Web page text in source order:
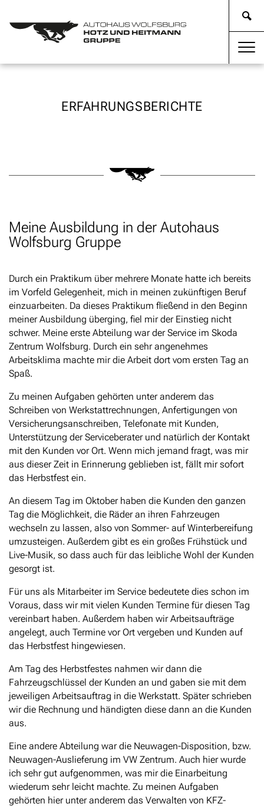
ERFAHRUNGSBERICHTE
Meine Ausbildung in der Autohaus
Wolfsburg Gruppe
Durch ein Praktikum über mehrere Monate hatte ich bereits
im Vorfeld Gelegenheit, mich in meinen zukünftigen Beruf
einzuarbeiten. Da dieses Praktikum fließend in den Beginn
meiner Ausbildung überging, fiel mir der Einstieg nicht
schwer. Meine erste Abteilung war der Service im Skoda
Zentrum Wolfsburg. Durch ein sehr angenehmes
Arbeitsklima machte mir die Arbeit dort vom ersten Tag an
Spaß.
Zu meinen Aufgaben gehörten unter anderem das
Schreiben von Werkstattrechnungen, Anfertigungen von
Versicherungsanschreiben, Telefonate mit Kunden,
Unterstützung der Serviceberater und natürlich der Kontakt
mit den Kunden vor Ort. Wenn mich jemand fragt, was mir
aus dieser Zeit in Erinnerung geblieben ist, fällt mir sofort
das Herbstfest ein.
An diesem Tag im Oktober haben die Kunden den ganzen
Tag die Möglichkeit, die Räder an ihren Fahrzeugen
wechseln zu lassen, also von Sommer- auf Winterbereifung
umzusteigen. Außerdem gibt es ein großes Frühstück und
Live-Musik, so dass auch für das leibliche Wohl der Kunden
gesorgt ist.
Für uns als Mitarbeiter im Service bedeutete dies schon im
Voraus, dass wir mit vielen Kunden Termine für diesen Tag
vereinbart haben. Außerdem haben wir Arbeitsaufträge
angelegt, auch Termine vor Ort vergeben und Kunden auf
das Herbstfest hingewiesen.
Am Tag des Herbstfestes nahmen wir dann die
Fahrzeugschlüssel der Kunden an und gaben sie mit dem
jeweiligen Arbeitsauftrag in die Werkstatt. Später schrieben
wir die Rechnung und händigten diese dann an die Kunden
aus.
Eine andere Abteilung war die Neuwagen-Disposition, bzw.
Neuwagen-Auslieferung im VW Zentrum. Auch hier wurde
ich sehr gut aufgenommen, was mir die Einarbeitung
wiederum sehr leicht machte. Zu meinen Aufgaben
gehörten hier unter anderem das Verwalten von KFZ-